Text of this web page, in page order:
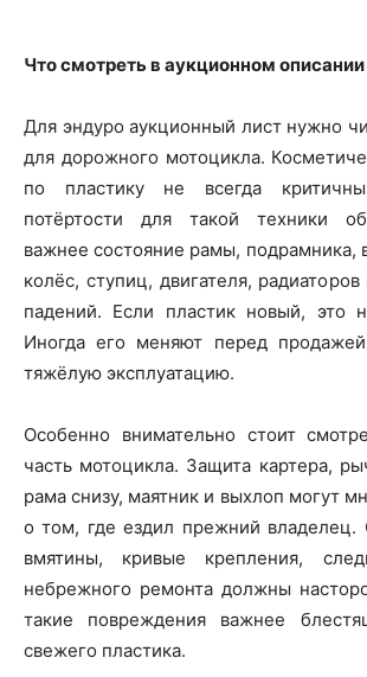
Что смотреть в аукционном описании
Для эндуро аукционный лист нужно
для дорожного мотоцикла.
по пластику не всегда
потёртости для такой техники
важнее состояние рамы, подрамника,
колёс, ступиц, двигателя,
падений. Если пластик новый, это
Иногда его меняют перед
тяжёлую эксплуатацию.
Особенно внимательно стоит
часть мотоцикла. Защита картера,
рама снизу, маятник и выхлоп могут
о том, где ездил прежний владелец.
вмятины, кривые крепления,
небрежного ремонта должны
такие повреждения важнее
свежего пластика.